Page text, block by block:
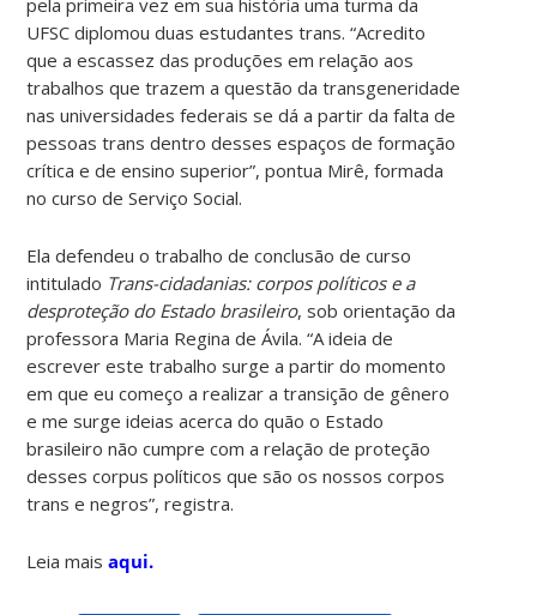
UFSC diplomou duas estudantes trans. “Acredito
que a escassez das produções em relação aos
trabalhos que trazem a questão da transgeneridade
nas universidades federais se dá a partir da falta de
pessoas trans dentro desses espaços de formação
crítica e de ensino superior”, pontua Mirê, formada
no curso de Serviço Social.
Ela defendeu o trabalho de conclusão de curso
intitulado Trans-cidadanias: corpos políticos e a
desproteção do Estado brasileiro, sob orientação da
professora Maria Regina de Ávila. “A ideia de
escrever este trabalho surge a partir do momento
em que eu começo a realizar a transição de gênero
e me surge ideias acerca do quão o Estado
brasileiro não cumpre com a relação de proteção
desses corpus políticos que são os nossos corpos
trans e negros”, registra.
Leia maisaqui.